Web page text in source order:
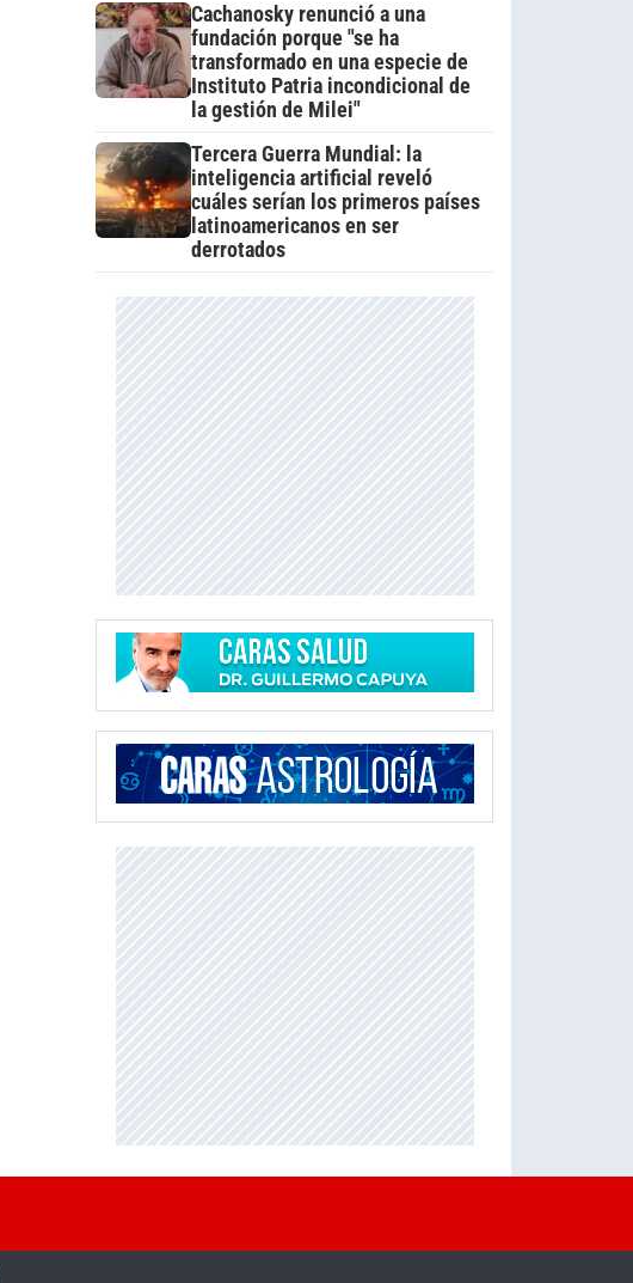
Cachanosky renunció a una
fundación porque "se ha
transformado en una especie de
Instituto Patria incondicional de
la gestión de Milei"
Tercera Guerra Mundial: la
inteligencia artificial reveló
cuáles serían los primeros países
latinoamericanos en ser
derrotados